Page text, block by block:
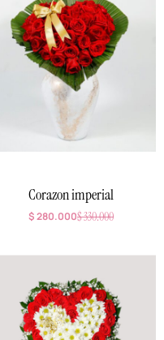
Corazon imperial
$330.000
$280.000